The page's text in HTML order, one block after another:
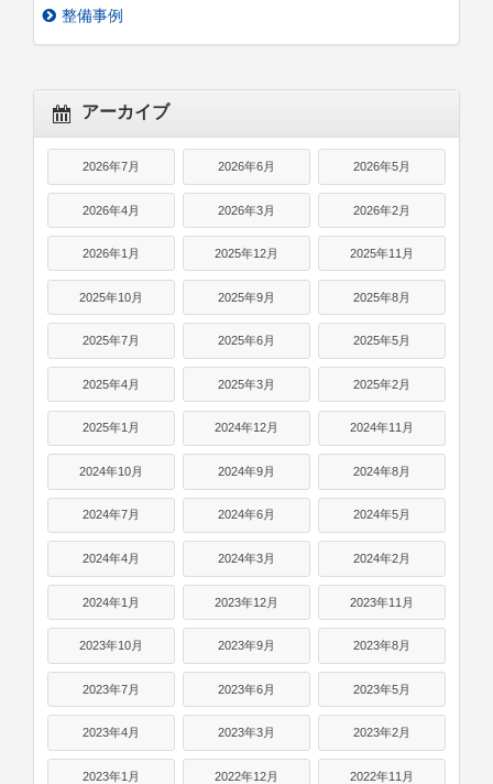
整備事例
アーカイブ
2026年7月 2026年6月 2026年5月
2026年4月 2026年3月 2026年2月
2026年1月 2025年12月 2025年11月
2025年10月 2025年9月 2025年8月
2025年7月 2025年6月 2025年5月
2025年4月 2025年3月 2025年2月
2025年1月 2024年12月 2024年11月
2024年10月 2024年9月 2024年8月
2024年7月 2024年6月 2024年5月
2024年4月 2024年3月 2024年2月
2024年1月 2023年12月 2023年11月
2023年10月 2023年9月 2023年8月
2023年7月 2023年6月 2023年5月
2023年4月 2023年3月 2023年2月
2023年1月 2022年12月 2022年11月